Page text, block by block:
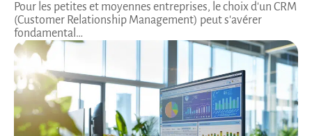
Pour les petites et moyennes entreprises, le choix d'un CRM
(Customer Relationship Management) peut s'avérer
fondamental …